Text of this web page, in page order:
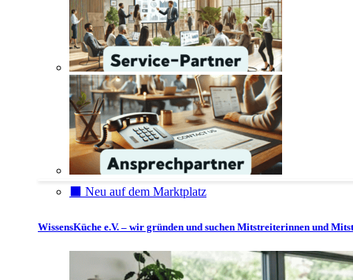
⬛️ Neu auf dem Marktplatz
WissensKüche e.V. – wir gründen und suchen Mitstreiterinnen und